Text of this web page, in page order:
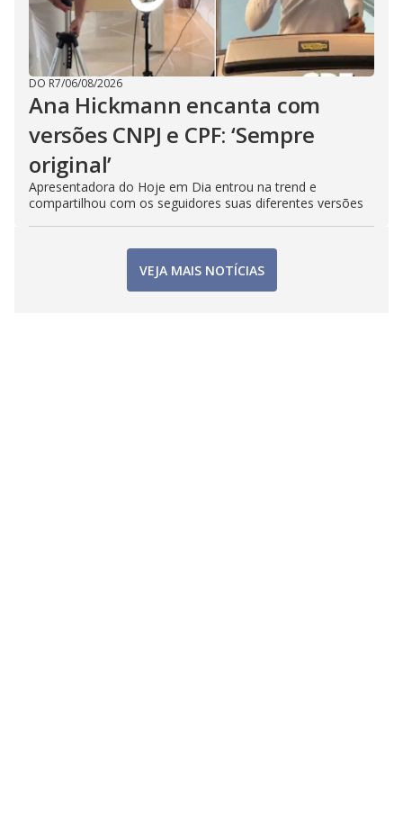
DO R7/06/08/2026
Ana Hickmann encanta com
versões CNPJ e CPF: ‘Sempre
original’
Apresentadora do Hoje em Dia entrou na trend e
compartilhou com os seguidores suas diferentes versões
VEJA MAIS NOTÍCIAS